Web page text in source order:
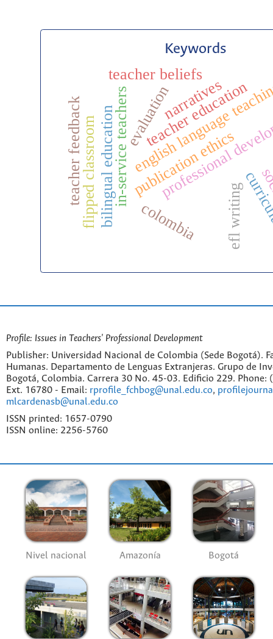
Keywords
english language
professional
in-service teacherspublication ethics
evaluation
teacher education
bilingual education colombia
flipped classroom
narratives
efl writing
teacher beliefs
teacher feedback
Profile: Issues in Teachers' Professional Development
Publisher: Universidad Nacional de Colombia (Sede Bogotá).
Humanas. Departamento de Lenguas Extranjeras. Grupo de
Bogotá, Colombia. Carrera 30 No. 45-03. Edificio 229. Phone:
Ext. 16780 - Email: rprofile_fchbog@unal.edu.co,
mlcardenasb@unal.edu.co
ISSN printed: 1657-0790
ISSN online: 2256-5760
Nivel nacional Amazonía Bogotá